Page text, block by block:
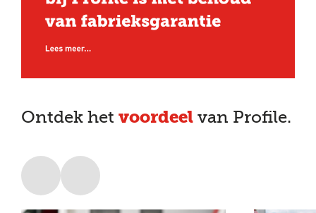
Ontdek het voordeel van Profile.